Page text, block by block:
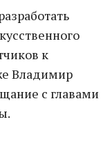
к
Владимир
с главами